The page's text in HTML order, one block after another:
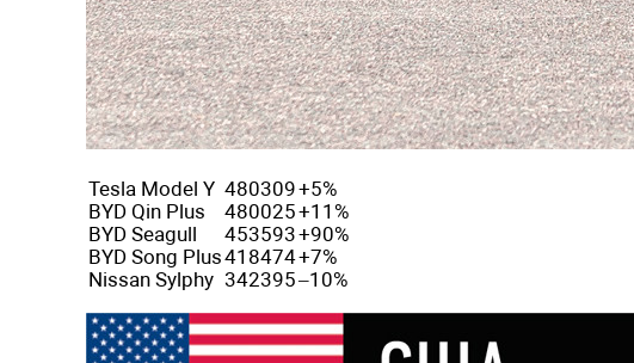
Tesla Model Y 480309+5%
BYD Qin Plus
480025+11%
BYD Seagull
453593+90%
BYD Song Plus418474+7%
Nissan Sylphy 342395–10%